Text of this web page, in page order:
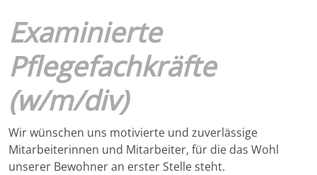
Examinierte
Pflegefachkräfte
(w/m/div)
Wir wünschen uns motivierte und zuverlässige
Mitarbeiterinnen und Mitarbeiter, für die das Wohl
unserer Bewohner an erster Stelle steht.